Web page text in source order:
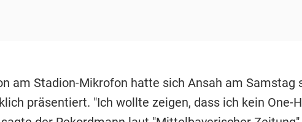
am Stadion-Mikrofon hatte sich Ansah am Samstag
präsentiert. "Ich wollte zeigen, dass ich kein One-